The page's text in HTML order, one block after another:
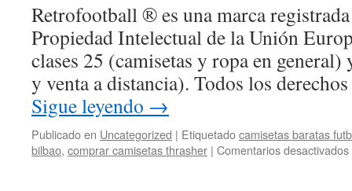
Retrofootball ® es una marca
Propiedad Intelectual de la Unión
clases 25 (camisetas y ropa en
y venta a distancia). Todos los
Sigue leyendo →
Publicado en Uncategorized | Etiquetadocamisetas baratas
bilbao, comprar camisetas thrasher | Comentarios desactivados